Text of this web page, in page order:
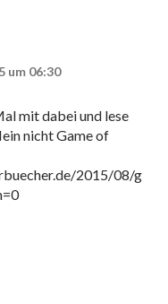
um 06:30
mit dabei und lese
nicht Game of
2015/08/g